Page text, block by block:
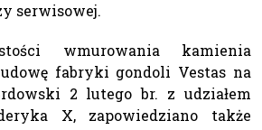
serwisowej.
wmurowania kamienia
fabryki gondoli Vestas na
2 lutego br. z udziałem
X, zapowiedziano także